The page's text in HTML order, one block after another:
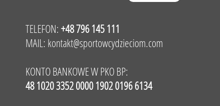
TELEFON: +48 796 145 111
MAIL: kontakt@sportowcydzieciom.com
KONTO BANKOWE W PKO BP:
48 1020 3352 0000 1902 0196 6134